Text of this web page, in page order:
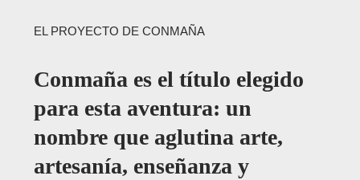
EL PROYECTO DE CONMAÑA
Conmaña es el título elegido
para esta aventura: un
nombre que aglutina arte,
artesanía, enseñanza y